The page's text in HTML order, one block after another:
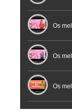
Os
Os
Os